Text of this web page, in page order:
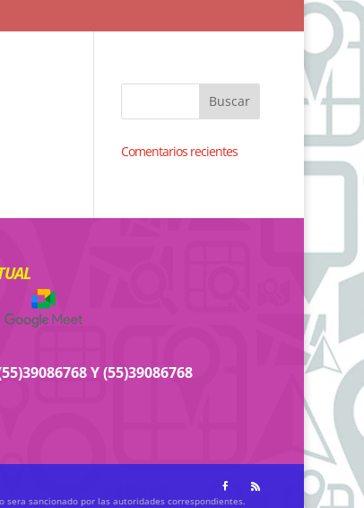
Comentarios recientes
Y (55)39086768
sancionado por las autoridades correspondientes.